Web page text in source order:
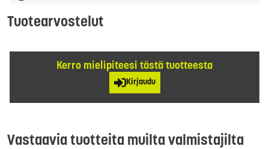
Tuotearvostelut
Kerro mielipiteesi tästä tuotteesta
Kirjaudu
Vastaavia tuotteita muilta valmistajilta